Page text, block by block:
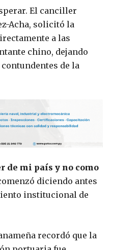
El canciller
Acha, solicitó la
a las
chino, dejando
de la
de mi país y no como
diciendo antes
institucional de
recordó que la